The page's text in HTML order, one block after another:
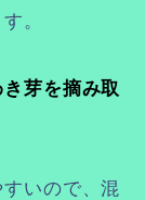
。
き芽を摘み取
いので、混